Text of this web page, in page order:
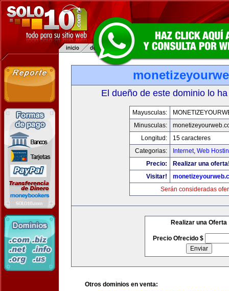
El dueño de este dominio lo
Mayusculas:
Minusculas:
Longitud:
15 caracteres
Categorias:
Internet, Web
Precio:
Realizar una
Visitar!
Serán consideradas
Realizar una Oferta
Precio Ofrecido $
Otros dominios en venta: